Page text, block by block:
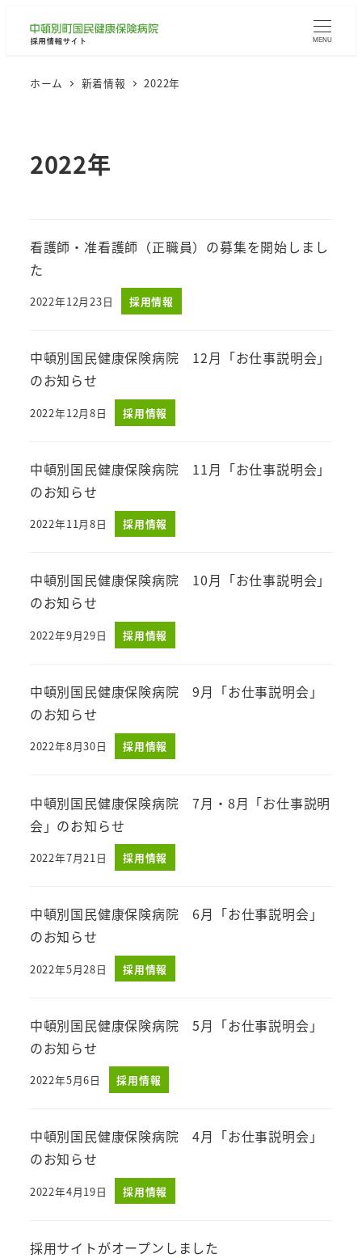
MENU
ホーム 新着情報 2022年
2022年
看護師・准看護師（正職員）の募集を開始しまし
た
投稿日
2022年12月23日 採用情報
中頓別国民健康保険病院 12月「お仕事説明会」
のお知らせ
投稿日
2022年12月8日 採用情報
中頓別国民健康保険病院 11月「お仕事説明会」
のお知らせ
投稿日
2022年11月8日 採用情報
中頓別国民健康保険病院 10月「お仕事説明会」
のお知らせ
投稿日
2022年9月29日 採用情報
中頓別国民健康保険病院 9月「お仕事説明会」
のお知らせ
投稿日
2022年8月30日 採用情報
中頓別国民健康保険病院 7月・8月「お仕事説明
会」のお知らせ
投稿日
2022年7月21日 採用情報
中頓別国民健康保険病院 6月「お仕事説明会」
のお知らせ
投稿日
2022年5月28日 採用情報
中頓別国民健康保険病院 5月「お仕事説明会」
のお知らせ
投稿日
2022年5月6日 採用情報
中頓別国民健康保険病院 4月「お仕事説明会」
のお知らせ
投稿日
2022年4月19日 採用情報
採用サイトがオープンしました